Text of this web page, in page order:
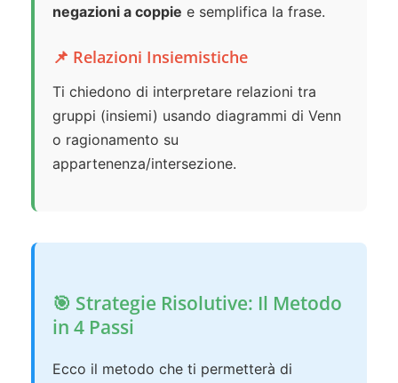
negazioni a coppie e semplifica la frase.
📌 Relazioni Insiemistiche
Ti chiedono di interpretare relazioni tra
gruppi (insiemi) usando diagrammi di Venn
o ragionamento su
appartenenza/intersezione.
🎯 Strategie Risolutive: Il Metodo
in 4 Passi
Ecco il metodo che ti permetterà di